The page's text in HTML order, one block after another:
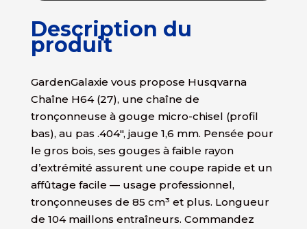
Description du
produit
GardenGalaxie vous propose Husqvarna
Chaîne H64 (27), une chaîne de
tronçonneuse à gouge micro-chisel (profil
bas), au pas .404″, jauge 1,6 mm. Pensée pour
le gros bois, ses gouges à faible rayon
d’extrémité assurent une coupe rapide et un
affûtage facile — usage professionnel,
tronçonneuses de 85 cm³ et plus. Longueur
de 104 maillons entraîneurs. Commandez